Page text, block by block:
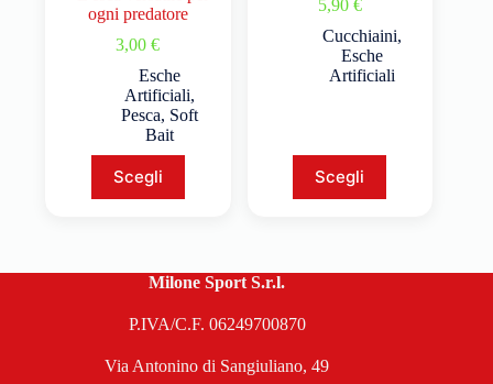
ogni predatore
3,00€
Esche
Artificiali,
Pesca, Soft
Bait
Scegli
5,90 €
Cucchiaini,
Esche
Artificiali
Scegli
Milone Sport S.r.l.
P.IVA/C.F. 06249700870
Via Antonino di Sangiuliano, 49